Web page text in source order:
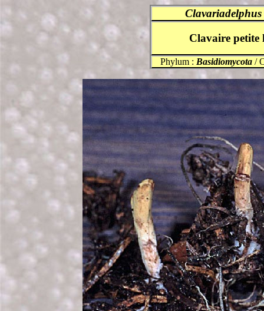
Clavaire petite
Phylum : Basidiomycota /